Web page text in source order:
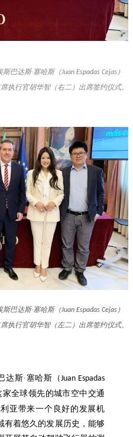
斯巴达斯·塞哈斯（Juan Espadas Cejas ）
执行官胡华智（右二）出席签约仪式。
斯巴达斯·塞哈斯（Juan Espadas Cejas ）
执行官胡华智（左二）出席签约仪式。
达斯·塞哈斯（Juan Espadas
全球领先的城市空中交通
亚带来一个良好的发展机
有着悠久的发展历史，能够